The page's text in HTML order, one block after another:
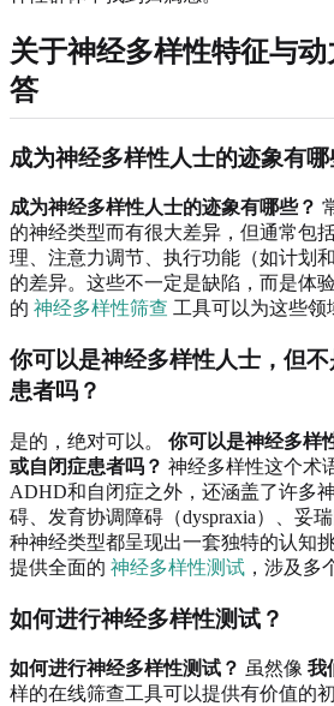
关于神经多样性特征与
答
成为神经多样性人士的迹象有哪
成为神经多样性人士的迹象有哪些？
的神经类型而有很大差异，但通常包
理、注意力调节、执行功能（如计划
的差异。这些不一定是缺陷，而是体
的 神经多样性筛查 工具可以为这些领
你可以是神经多样性人士，但
患者吗？
是的，绝对可以。 你可以是神经多样
或自闭症患者吗？ 神经多样性这个术
ADHD和自闭症之外，还涵盖了许多
碍、发育协调障碍（dyspraxia）、妥
种神经类型都呈现出一套独特的认知
提供全面的 神经多样性测试 ，涉及多
如何进行神经多样性测试？
如何进行神经多样性测试？ 虽然像 我
样的在线筛查工具可以提供有价值的